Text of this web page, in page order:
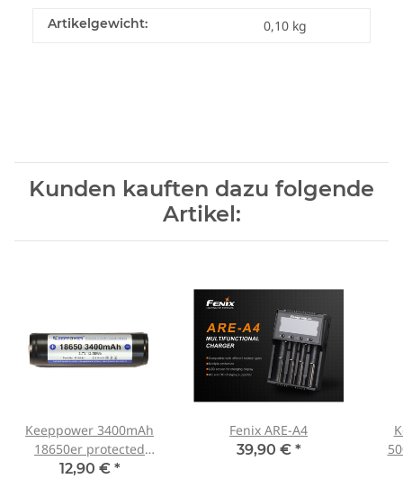
Artikelgewicht: 0,10 kg
Kunden kauften dazu folgende
Artikel:
Keeppower 3400mAh
18650er protected
(Panasonic Zelle)
12,90 € *
Fenix ARE-A4
39,90 € *